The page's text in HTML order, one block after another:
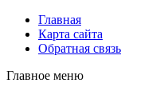
Главная
Карта сайта
Обратная связь
Главное меню